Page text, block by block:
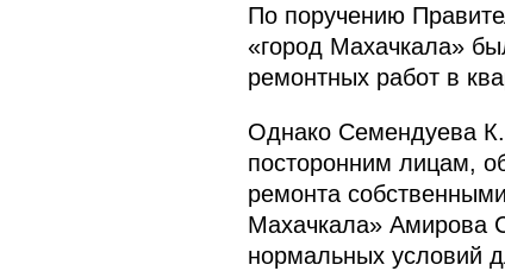
По поручению
«город Махачкала»
ремонтных работ в
Однако Семендуева
посторонним лицам,
ремонта
Махачкала» Амирова
нормальных условий